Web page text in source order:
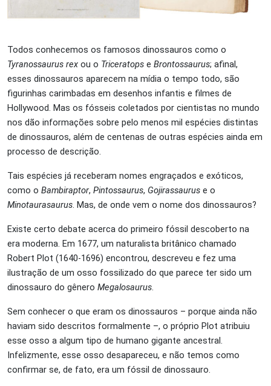
Todos conhecemos os famosos dinossauros como o
Tyranossaurus rex ou o Triceratops e Brontossaurus; afinal,
esses dinossauros aparecem na mídia o tempo todo, são
figurinhas carimbadas em desenhos infantis e filmes de
Hollywood. Mas os fósseis coletados por cientistas no mundo
nos dão informações sobre pelo menos mil espécies distintas
de dinossauros, além de centenas de outras espécies ainda em
processo de descrição.
Tais espécies já receberam nomes engraçados e exóticos,
como o Bambiraptor, Pintossaurus, Gojirassaurus e o
Minotaurasaurus. Mas, de onde vem o nome dos dinossauros?
Existe certo debate acerca do primeiro fóssil descoberto na
era moderna. Em 1677, um naturalista britânico chamado
Robert Plot (1640-1696) encontrou, descreveu e fez uma
ilustração de um osso fossilizado do que parece ter sido um
dinossauro do gênero Megalosaurus.
Sem conhecer o que eram os dinossauros – porque ainda não
haviam sido descritos formalmente –, o próprio Plot atribuiu
esse osso a algum tipo de humano gigante ancestral.
Infelizmente, esse osso desapareceu, e não temos como
confirmar se, de fato, era um fóssil de dinossauro.